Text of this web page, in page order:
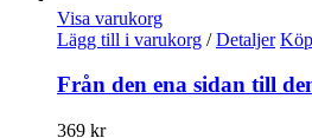
Visa varukorg
Lägg till i varukorg / Detaljer
Från den ena sidan till
369 kr